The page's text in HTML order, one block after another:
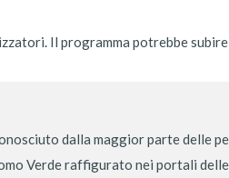
Il programma potrebbe
dalla maggior parte delle
Verde raffigurato nei portali